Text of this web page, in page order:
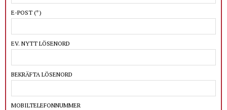
E-POST (*)
EV. NYTT LÖSENORD
BEKRÄFTA LÖSENORD
MOBILTELEFONNUMMER